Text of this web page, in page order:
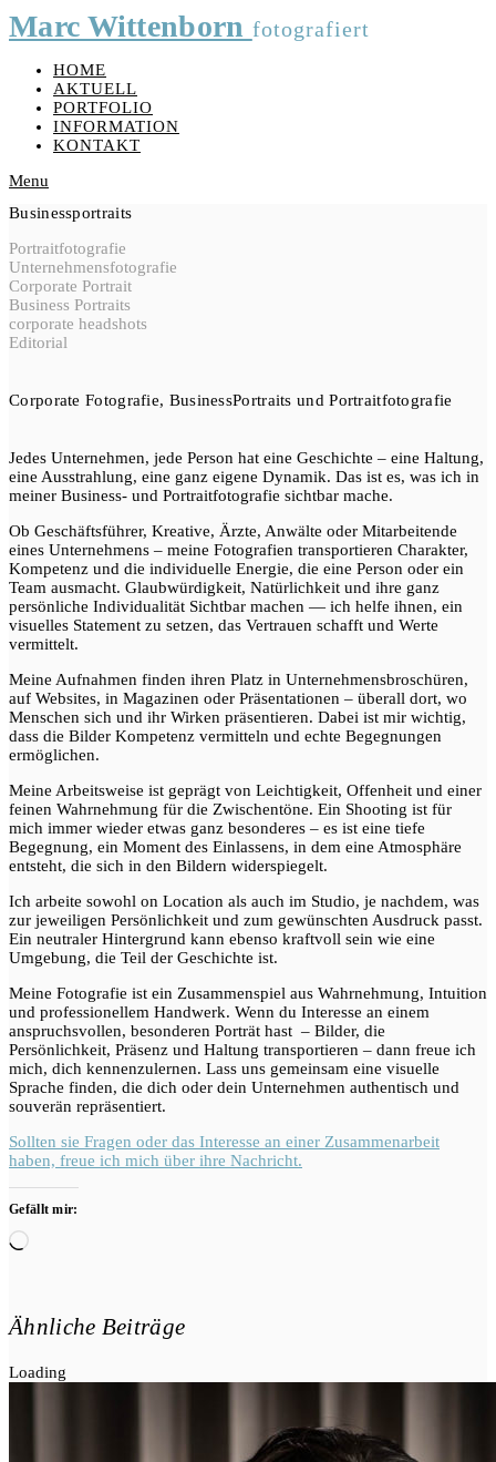
Marc Wittenborn fotografiert
HOME
AKTUELL
PORTFOLIO
INFORMATION
KONTAKT
Menu
Businessportraits
Portraitfotografie
Unternehmensfotografie
Corporate Portrait
Business Portraits
corporate headshots
Editorial
Corporate Fotografie, BusinessPortraits und Portraitfotografie
Jedes Unternehmen, jede Person hat eine Geschichte – eine Haltung,
eine Ausstrahlung, eine ganz eigene Dynamik. Das ist es, was ich in
meiner Business- und Portraitfotografie sichtbar mache.
Ob Geschäftsführer, Kreative, Ärzte, Anwälte oder Mitarbeitende
eines Unternehmens – meine Fotografien transportieren Charakter,
Kompetenz und die individuelle Energie, die eine Person oder ein
Team ausmacht. Glaubwürdigkeit, Natürlichkeit und ihre ganz
persönliche Individualität Sichtbar machen — ich helfe ihnen, ein
visuelles Statement zu setzen, das Vertrauen schafft und Werte
vermittelt.
Meine Aufnahmen finden ihren Platz in Unternehmensbroschüren,
auf Websites, in Magazinen oder Präsentationen – überall dort, wo
Menschen sich und ihr Wirken präsentieren. Dabei ist mir wichtig,
dass die Bilder Kompetenz vermitteln und echte Begegnungen
ermöglichen.
Meine Arbeitsweise ist geprägt von Leichtigkeit, Offenheit und einer
feinen Wahrnehmung für die Zwischentöne. Ein Shooting ist für
mich immer wieder etwas ganz besonderes – es ist eine tiefe
Begegnung, ein Moment des Einlassens, in dem eine Atmosphäre
entsteht, die sich in den Bildern widerspiegelt.
Ich arbeite sowohl on Location als auch im Studio, je nachdem, was
zur jeweiligen Persönlichkeit und zum gewünschten Ausdruck passt.
Ein neutraler Hintergrund kann ebenso kraftvoll sein wie eine
Umgebung, die Teil der Geschichte ist.
Meine Fotografie ist ein Zusammenspiel aus Wahrnehmung, Intuition
und professionellem Handwerk. Wenn du Interesse an einem
anspruchsvollen, besonderen Porträt hast – Bilder, die
Persönlichkeit, Präsenz und Haltung transportieren – dann freue ich
mich, dich kennenzulernen. Lass uns gemeinsam eine visuelle
Sprache finden, die dich oder dein Unternehmen authentisch und
souverän repräsentiert.
Sollten sie Fragen oder das Interesse an einer Zusammenarbeit
haben, freue ich mich über ihre Nachricht.
Gefällt mir:
Wird
Ähnliche Beiträge
Loading